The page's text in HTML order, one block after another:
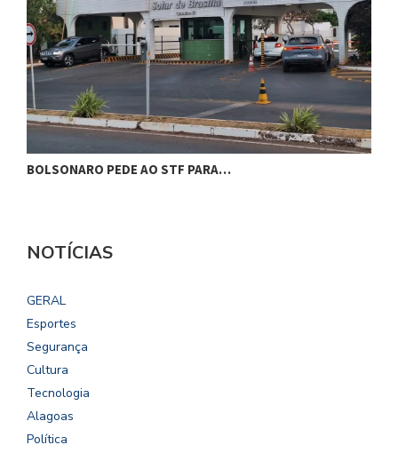
BOLSONARO PEDE AO STF PARA…
NOTÍCIAS
GERAL
Esportes
Segurança
Cultura
Tecnologia
Alagoas
Política